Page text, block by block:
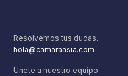
Resolvemos tus dudas.
hola@camaraasia.com
Únete a nuestro equipo